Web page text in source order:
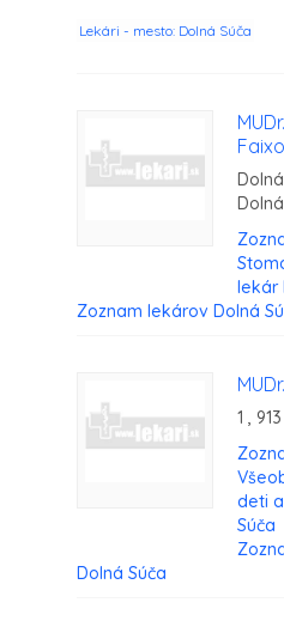
Lekári - mesto: Dolná Súča
lekár
Zoznam lekárov Dolná
1 ,
deti
Súča
Dolná Súča